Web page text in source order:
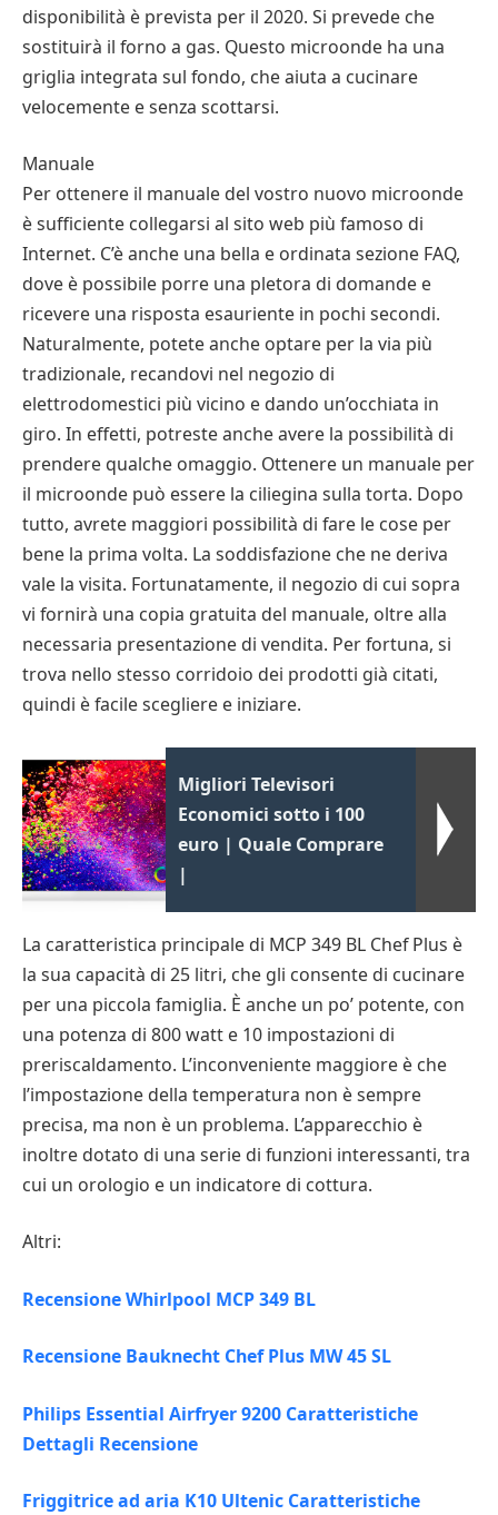
disponibilità è prevista per il 2020. Si prevede che
sostituirà il forno a gas. Questo microonde ha una
griglia integrata sul fondo, che aiuta a cucinare
velocemente e senza scottarsi.
Manuale
Per ottenere il manuale del vostro nuovo microonde
è sufficiente collegarsi al sito web più famoso di
Internet. C’è anche una bella e ordinata sezione FAQ,
dove è possibile porre una pletora di domande e
ricevere una risposta esauriente in pochi secondi.
Naturalmente, potete anche optare per la via più
tradizionale, recandovi nel negozio di
elettrodomestici più vicino e dando un’occhiata in
giro. In effetti, potreste anche avere la possibilità di
prendere qualche omaggio. Ottenere un manuale per
il microonde può essere la ciliegina sulla torta. Dopo
tutto, avrete maggiori possibilità di fare le cose per
bene la prima volta. La soddisfazione che ne deriva
vale la visita. Fortunatamente, il negozio di cui sopra
vi fornirà una copia gratuita del manuale, oltre alla
necessaria presentazione di vendita. Per fortuna, si
trova nello stesso corridoio dei prodotti già citati,
quindi è facile scegliere e iniziare.
Migliori Televisori
Economici sotto i 100
euro | Quale Comprare
|
La caratteristica principale di MCP 349 BL Chef Plus è
la sua capacità di 25 litri, che gli consente di cucinare
per una piccola famiglia. È anche un po’ potente, con
una potenza di 800 watt e 10 impostazioni di
preriscaldamento. L’inconveniente maggiore è che
l’impostazione della temperatura non è sempre
precisa, ma non è un problema. L’apparecchio è
inoltre dotato di una serie di funzioni interessanti, tra
cui un orologio e un indicatore di cottura.
Altri:
Recensione Whirlpool MCP 349 BL
Recensione Bauknecht Chef Plus MW 45 SL
Philips Essential Airfryer 9200 Caratteristiche
Dettagli Recensione
Friggitrice ad aria K10 Ultenic Caratteristiche